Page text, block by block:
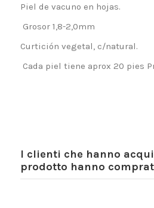
Piel de vacuno en hojas.
Grosor 1,8-2,0mm
Curtición vegetal, c/natural.
Cada piel tiene aprox 20 pies
I clienti che hanno
prodotto hanno